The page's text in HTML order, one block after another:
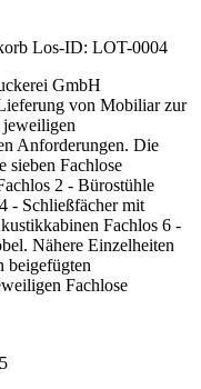
Los-ID: LOT-0004
GmbH
von Mobiliar zur
jeweiligen
Anforderungen. Die
sieben Fachlose
2 - Bürostühle
- Schließfächer mit
Fachlos 6 -
Nähere Einzelheiten
beigefügten
Fachlose